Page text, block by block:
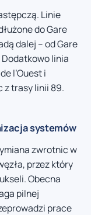
Linie
do Gare
dalej – od Gare
linia
l’Ouest i
z trasy linii 89.
systemów
zwrotnic w
przez który
Obecna
pilnej
prace